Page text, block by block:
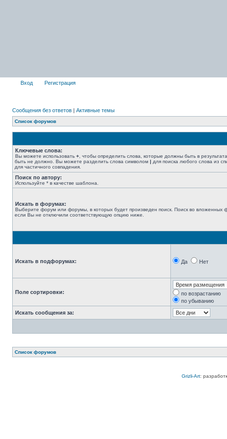
Вход Регистрация
Сообщения без ответов | Активные темы
Список форумов
Ключевые слова:
Вы можете использовать + , чтобы определить слова, которые должны быть в
быть не должно. Вы можете разделить слова символом | для поиска любого слова из
для частичного совпадения.
Поиск по автору:
Используйте * в качестве шаблона.
Искать в форумах:
Выберите форум или форумы, в которых будет произведен поиск. Поиск во вложенных
если Вы не отключили соответствующую опцию ниже.
Искать в подфорумах: Да Нет
Поле сортировки:
по возрастанию
по убыванию
Искать сообщения за:
Список форумов
Grizli-Art: